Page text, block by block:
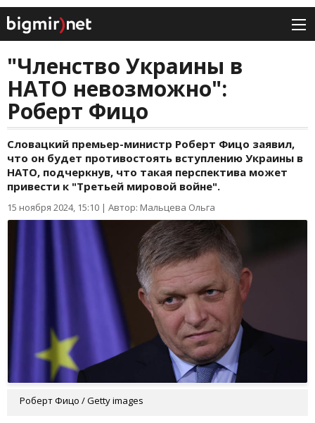
"Членство Украины в
НАТО невозможно":
Роберт Фицо
Словацкий премьер-министр Роберт Фицо заявил,
что он будет противостоять вступлению Украины в
НАТО, подчеркнув, что такая перспектива может
привести к "Третьей мировой войне".
15 ноября 2024, 15:10 | Автор: Мальцева Ольга
Роберт Фицо / Getty images